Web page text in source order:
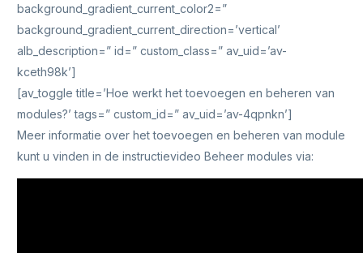
background_gradient_current_color2=”
background_gradient_current_direction=’vertical’
alb_description=” id=” custom_class=” av_uid=’av-
kceth98k’]
[av_toggle title=’Hoe werkt het toevoegen en beheren van
modules?’ tags=” custom_id=” av_uid=’av-4qpnkn’]
Meer informatie over het toevoegen en beheren van module
kunt u vinden in de instructievideo Beheer modules via: